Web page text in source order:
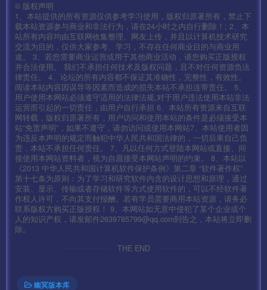
© 版权声明
1、本站提供的所有资源仅供参考学习使用，版权归原著所有，禁止下
载本站资源参与商业和非法行为，请在24小时之内自行删除！; 2、本
站所有内容均由互联网收集整理、网友上传，并且以计算机技术研究
交流为目的，仅供大家参考、学习，不存在任何商业目的与商业用
途。 3、若您需要商业运营或用于其他商业活动，请您购买正版授权
并合法使用。 我们不承担任何技术及版权问题，且不对任何资源负法
律责任。 4、论坛的所有内容都不保证其准确性，完整性，有效性。
阅读本站内容因误导等因素而造成的损失本站不承担连带责任。 5、
用户使用本网站必须遵守适用的法律法规,对于用户违法使用本站非法
运营而引起的一切责任，由用户自行承担 6、本站所有资源来自互联
网转载，版权归原著所有，用户访问和使用本站的条件是必须接受本
站“免责声明”，如果不遵守，请勿访问或使用本网站7、本站使用者因
为违反本声明的规定而触犯中华人民共和国法律的，一切后果自己负
责，本站不承担任何责任。 7、凡以任何方式登陆本网站或直接、间
接使用本网站资料者，视为自愿接受本网站声明的约束。 8、本站以
《2013 中华人民共和国计算机软件保护条例》第二章 “软件著作权”
第十七条为原则：为了学习和研究软件内含的设计思想和原理，通过
安装、显示、传输或者存储软件等方式使用软件的，可以不经软件著
作权人许可，不向其支付报酬。若有学员需要商用本站资源，请务必
联系版权方购买正版授权！ 9、本网站如无意中侵犯了某个企业或个
人的知识产权，请发邮件2639785799@qq.com到告之，本站将立即删
除。
THE END
幽冥版本库